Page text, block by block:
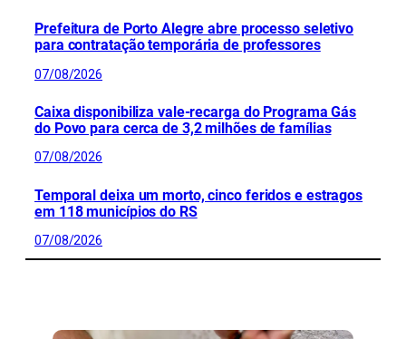
Prefeitura de Porto Alegre abre processo seletivo
para contratação temporária de professores
07/08/2026
Caixa disponibiliza vale-recarga do Programa Gás
do Povo para cerca de 3,2 milhões de famílias
07/08/2026
Temporal deixa um morto, cinco feridos e estragos
em 118 municípios do RS
07/08/2026